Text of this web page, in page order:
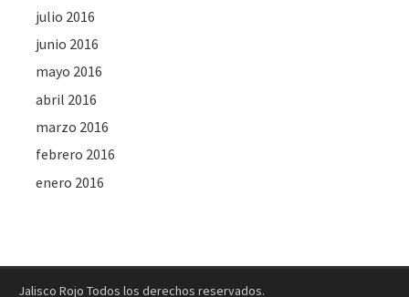
julio 2016
junio 2016
mayo 2016
abril 2016
marzo 2016
febrero 2016
enero 2016
Jalisco Rojo Todos los derechos reservados.